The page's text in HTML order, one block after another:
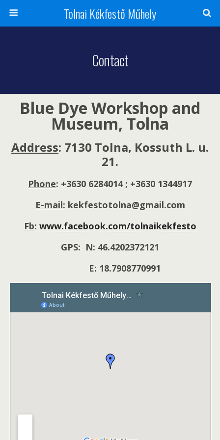
Tolnai Kékfestő Műhely
Contact
Blue Dye Workshop and
Museum, Tolna
Address: 7130 Tolna, Kossuth L. u.
21.
Phone: +3630 6284014 ; +3630 1344917
E-mail: kekfestotolna@gmail.com
Fb: www.facebook.com/tolnaikekfesto
GPS: N: 46.4202372121
E: 18.7908770991